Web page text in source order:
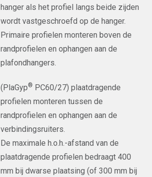
hanger als het profiel langs beide zijden
wordt vastgeschroefd op de hanger.
Primaire profielen monteren boven de
randprofielen en ophangen aan de
plafondhangers.
(PlaGyp® PC60/27) plaatdragende
profielen monteren tussen de
randprofielen en ophangen aan de
verbindingsruiters.
De maximale h.o.h.-afstand van de
plaatdragende profielen bedraagt 400
mm bij dwarse plaatsing (of 300 mm bij